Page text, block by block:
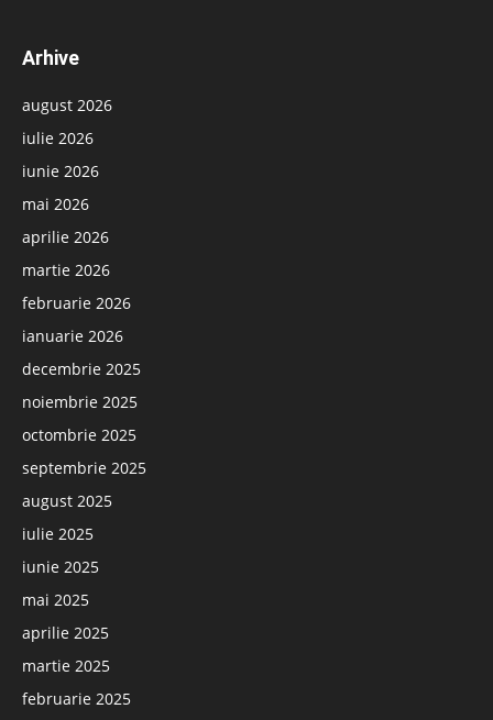
Arhive
august 2026
iulie 2026
iunie 2026
mai 2026
aprilie 2026
martie 2026
februarie 2026
ianuarie 2026
decembrie 2025
noiembrie 2025
octombrie 2025
septembrie 2025
august 2025
iulie 2025
iunie 2025
mai 2025
aprilie 2025
martie 2025
februarie 2025